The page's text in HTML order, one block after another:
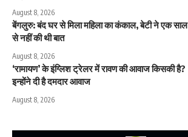
August 8, 2026
बेंगलुरु: बंद घर से मिला महिला का कंकाल, बेटी ने एक साल
से नहीं की थी बात
August 8, 2026
‘रामायण’ के इंग्लिश ट्रेलर में रावण की आवाज किसकी है?
इन्होंने दी है दमदार आवाज
August 8, 2026